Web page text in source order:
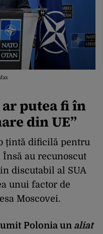
putea fi în
din UE”
țintă dificilă pentru
au recunoscut
discutabil al SUA
unui factor de
Moscovei.
Polonia un aliat